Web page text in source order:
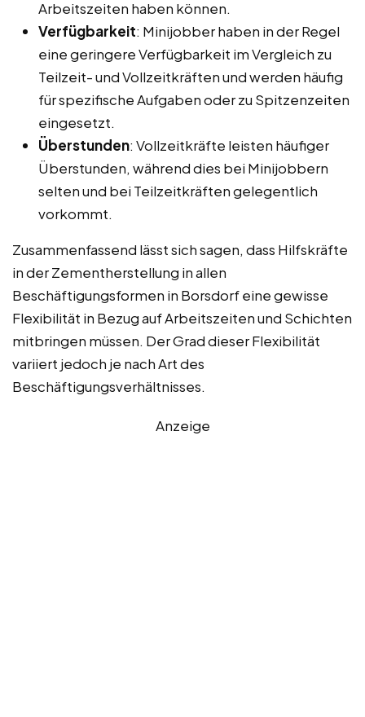
Arbeitszeiten haben können.
Verfügbarkeit: Minijobber haben in der Regel
eine geringere Verfügbarkeit im Vergleich zu
Teilzeit- und Vollzeitkräften und werden häufig
für spezifische Aufgaben oder zu Spitzenzeiten
eingesetzt.
Überstunden: Vollzeitkräfte leisten häufiger
Überstunden, während dies bei Minijobbern
selten und bei Teilzeitkräften gelegentlich
vorkommt.
Zusammenfassend lässt sich sagen, dass Hilfskräfte
in der Zementherstellung in allen
Beschäftigungsformen in Borsdorf eine gewisse
Flexibilität in Bezug auf Arbeitszeiten und Schichten
mitbringen müssen. Der Grad dieser Flexibilität
variiert jedoch je nach Art des
Beschäftigungsverhältnisses.
Anzeige